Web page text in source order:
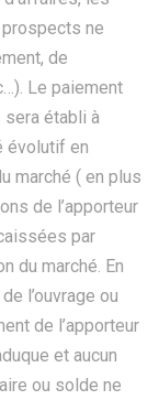
ne
de
Le paiement
sera établi à
évolutif en
marché ( en plus
de l’apporteur
par
du marché. En
l’ouvrage ou
de l’apporteur
et aucun
ou solde ne